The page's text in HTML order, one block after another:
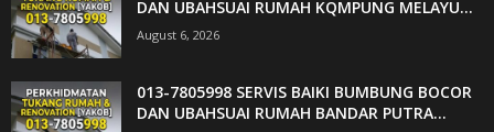
DAN UBAHSUAI RUMAH KQMPUNG MELAYU...
August 6, 2026
013-7805998 SERVIS BAIKI BUMBUNG BOCOR
DAN UBAHSUAI RUMAH BANDAR PUTRA...